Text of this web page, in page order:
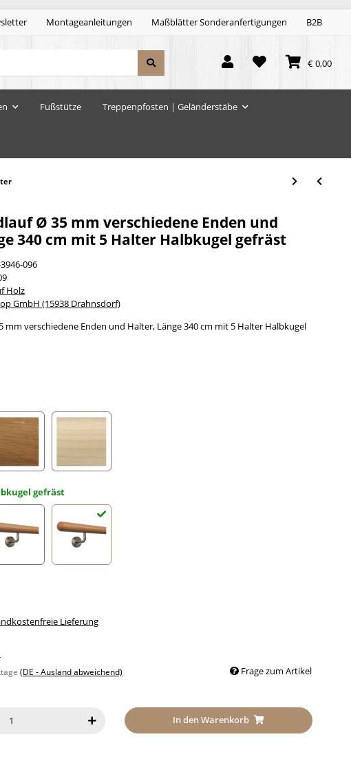
Montageanleitungen Maßblätter Sonderanfertigungen B2B
€ 0,00
Fußstütze Treppenpfosten | Geländerstäbe
Ø 35 mm verschiedene Enden und
340 cm mit 5 Halter Halbkugel gefräst
096
Holz
GmbH (15938 Drahnsdorf)
mm verschiedene Enden und Halter, Länge 340 cm mit 5 Halter Halbkugel
gefräst
Lieferung
(DE - Ausland abweichend) Frage zum Artikel
In den Warenkorb